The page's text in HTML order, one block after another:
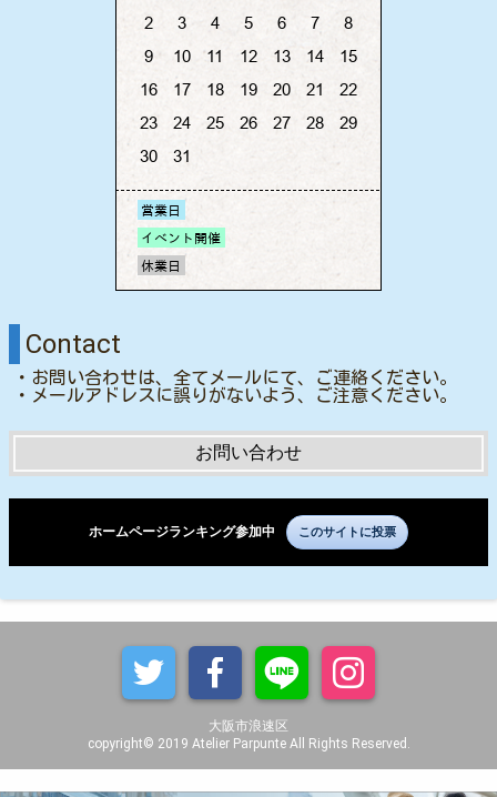
Contact
・お問い合わせは、全てメールにて、ご連絡ください。
・メールアドレスに誤りがないよう、ご注意ください。
お問い合わせ
ホームページランキング参加中 このサイトに投票
大阪市浪速区
copyright© 2019 Atelier Parpunte All Rights Reserved.